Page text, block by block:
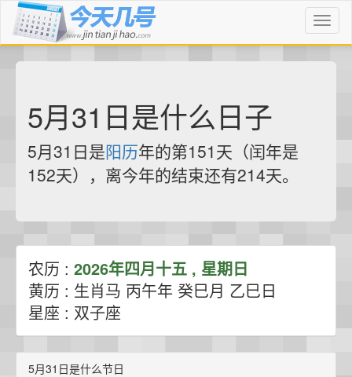
5月31日是什么日子
5月31日是阳历年的第151天（闰年是
152天），离今年的结束还有214天。
农历 : 2026年四月十五 , 星期日
黄历 : 生肖马 丙午年 癸巳月 乙巳日
星座 : 双子座
5月31日是什么节日